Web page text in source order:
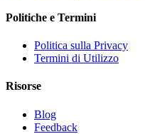
Politiche e Termini
Politica sulla Privacy
Termini di Utilizzo
Risorse
Blog
Feedback